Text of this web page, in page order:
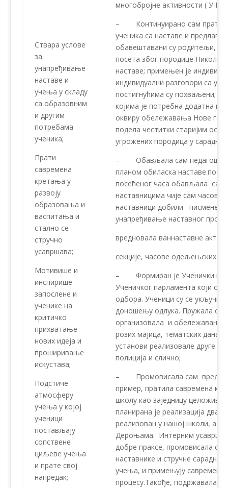
Ствара услове
за
унапређивање
наставе и
учења у складу
са образовним
и другим
потребама
ученика;
Прати
савремена
кретања у
развоју
образовања и
васпитања и
стално се
стручно
усавршава;
Мотивише и
инспирише
запослене и
ученике на
критичко
прихватање
нових идеја и
проширивање
искустава;
Подстиче
атмосферу
учења у којој
ученици
постављају
сопствене
циљеве учења
и прате свој
напредак;
многобројне активности ( У
– Континуирано сам
ученика са наставе и
обавештавани су родитељи, а
посета због породице Николић
наставе; примењен је
индивидуални разговори са
постигнућима су похваљени;
којима је потребна додатна
оквиру обележавања Нове
подела честитки старијим
угрожених породица у
– Обављала сам педагошко –
планом обиласка
посећеног часа обављала сам
наставницима чије сам часове
наставници добили писмене
унапређивање наставног
вредновала ваннаставне
секције, часове одељењских
– Формиран је Ученички
Ученичког парламента који су
одбора. Ученици су се
доношењу одлука. Пружала
организовала и обележавање
розих мајица, тематских дана,
установи реализовале друге
полиција и слично;
– Промовисала сам
пример, пратила савремена
школу као заједницу
планирана је реализација два
реализован у нашој школи, а
Дероњама. Интерним
добре праксе, промовисала
наставнике и стручне
учења, и примењују савремене
процесу.Такође, подржавала